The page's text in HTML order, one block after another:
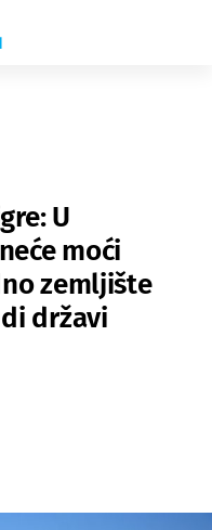
U
moći
zemljište
državi